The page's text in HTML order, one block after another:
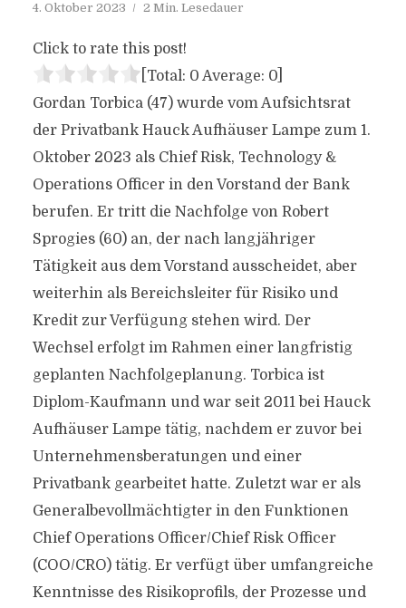
4. Oktober 2023 2 Min. Lesedauer
Click to rate this post!
[Total: 0 Average: 0]
Gordan Torbica (47) wurde vom Aufsichtsrat
der Privatbank Hauck Aufhäuser Lampe zum 1.
Oktober 2023 als Chief Risk, Technology &
Operations Officer in den Vorstand der Bank
berufen. Er tritt die Nachfolge von Robert
Sprogies (60) an, der nach langjähriger
Tätigkeit aus dem Vorstand ausscheidet, aber
weiterhin als Bereichsleiter für Risiko und
Kredit zur Verfügung stehen wird. Der
Wechsel erfolgt im Rahmen einer langfristig
geplanten Nachfolgeplanung. Torbica ist
Diplom-Kaufmann und war seit 2011 bei Hauck
Aufhäuser Lampe tätig, nachdem er zuvor bei
Unternehmensberatungen und einer
Privatbank gearbeitet hatte. Zuletzt war er als
Generalbevollmächtigter in den Funktionen
Chief Operations Officer/Chief Risk Officer
(COO/CRO) tätig. Er verfügt über umfangreiche
Kenntnisse des Risikoprofils, der Prozesse und